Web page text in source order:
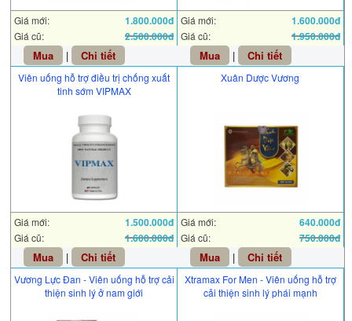
Giá mới: 1.800.000đ
Giá cũ: 2.500.000đ
Mua | Chi tiết
Giá mới: 1.600.000đ
Giá cũ: 1.950.000đ
Mua | Chi tiết
Viên uống hỗ trợ điều trị chống xuất
tinh sớm VIPMAX
Giá mới: 1.500.000đ
Giá cũ: 1.600.000đ
Mua | Chi tiết
Xuân Dược Vương
Giá mới: 640.000đ
Giá cũ: 750.000đ
Mua | Chi tiết
Vương Lực Đan - Viên uống hỗ trợ cải
thiện sinh lý ở nam giới
Xtramax For Men - Viên uống hỗ trợ
cải thiện sinh lý phái mạnh